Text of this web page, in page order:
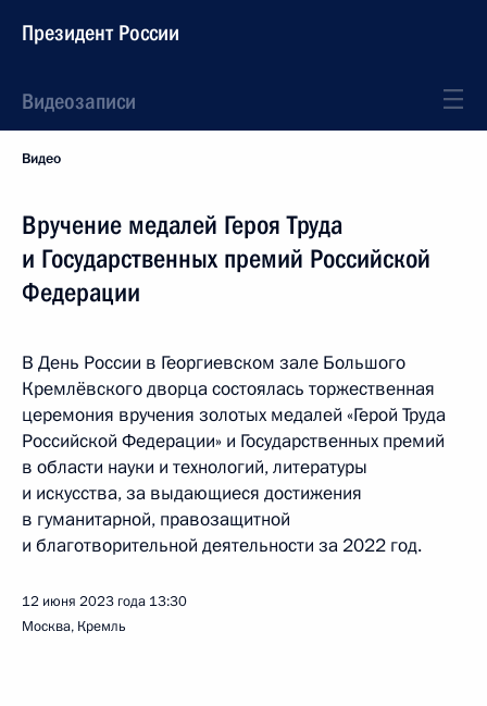
Президент России
Видеозаписи
Видео
Вручение медалей Героя Труда
и Государственных премий Российской
Федерации
В День России в Георгиевском зале Большого
Кремлёвского дворца состоялась торжественная
церемония вручения золотых медалей «Герой Труда
Российской Федерации» и Государственных премий
в области науки и технологий, литературы
и искусства, за выдающиеся достижения
в гуманитарной, правозащитной
и благотворительной деятельности за 2022 год.
12 июня 2023 года 13:30
Москва, Кремль